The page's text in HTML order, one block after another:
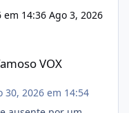
em 14:36 Ago 3, 2026
VOX
30, 2026 em 14:54